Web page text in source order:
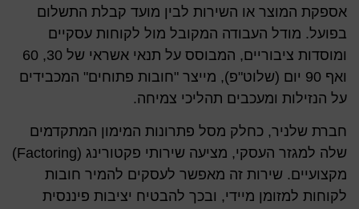
אספקת המוצר או השירות לבין מועד קבלת התשלום
בפועל. מודל העבודה המקובל מול לקוחות עסקיים
ומוסדות ציבוריים, המבוסס על תנאי אשראי של 30, 60
ואף 90 יום (שלוט"פ), מייצר "חובות פתוחים" המכבידים
על הנזילות ומעכבים תהליכי צמיחה.
חברת שלניר, כחלק מסל פתרונות המימון המתקדמים
שלה למגזר העסקי, מציעה שירותי פקטורינג (Factoring)
מקצועיים. שירות זה מאפשר לעסקים להמיר חובות
לקוחות למזומן מיידי, ובכך להבטיח יציבות פיננסית